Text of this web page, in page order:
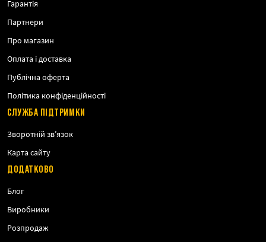
Гарантія
Партнери
Про магазин
Оплата і доставка
Публічна оферта
Політика конфіденційності
СЛУЖБА ПІДТРИМКИ
Зворотній зв’язок
Карта сайту
ДОДАТКОВО
Блог
Виробники
Розпродаж